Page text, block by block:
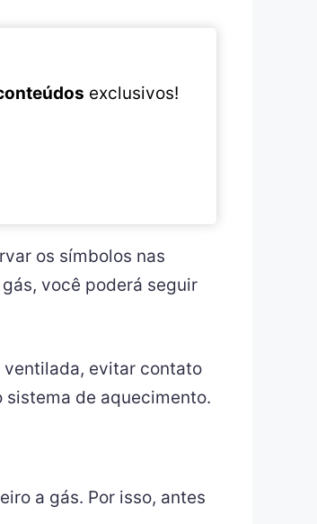
exclusivos!
os símbolos nas
você poderá seguir
evitar contato
de aquecimento.
a gás. Por isso, antes